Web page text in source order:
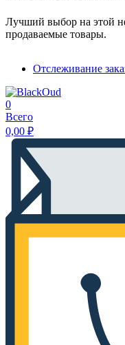
Лучший выбор на этой
продаваемые товары.
Отслеживание
0
Всего
0,00 ₽